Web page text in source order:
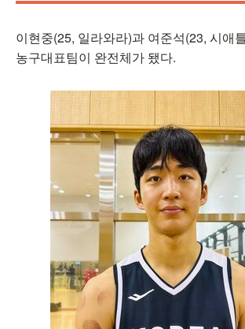
이현중(25, 일라와라)과 여준석(23, 시애
농구대표팀이 완전체가 됐다.